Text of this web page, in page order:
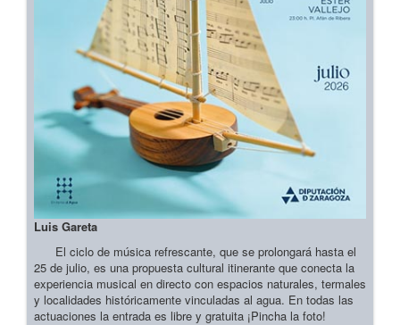
Luis Gareta
El ciclo de música refrescante, que se prolongará hasta el
25 de julio, es una propuesta cultural itinerante que conecta la
experiencia musical en directo con espacios naturales, termales
y localidades históricamente vinculadas al agua. En todas las
actuaciones la entrada es libre y gratuita ¡Pincha la foto!